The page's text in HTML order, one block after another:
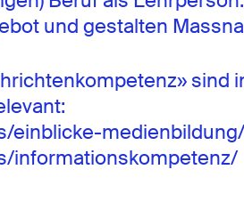
und gestalten
einblicke-medienbildung/
informationskompetenz/